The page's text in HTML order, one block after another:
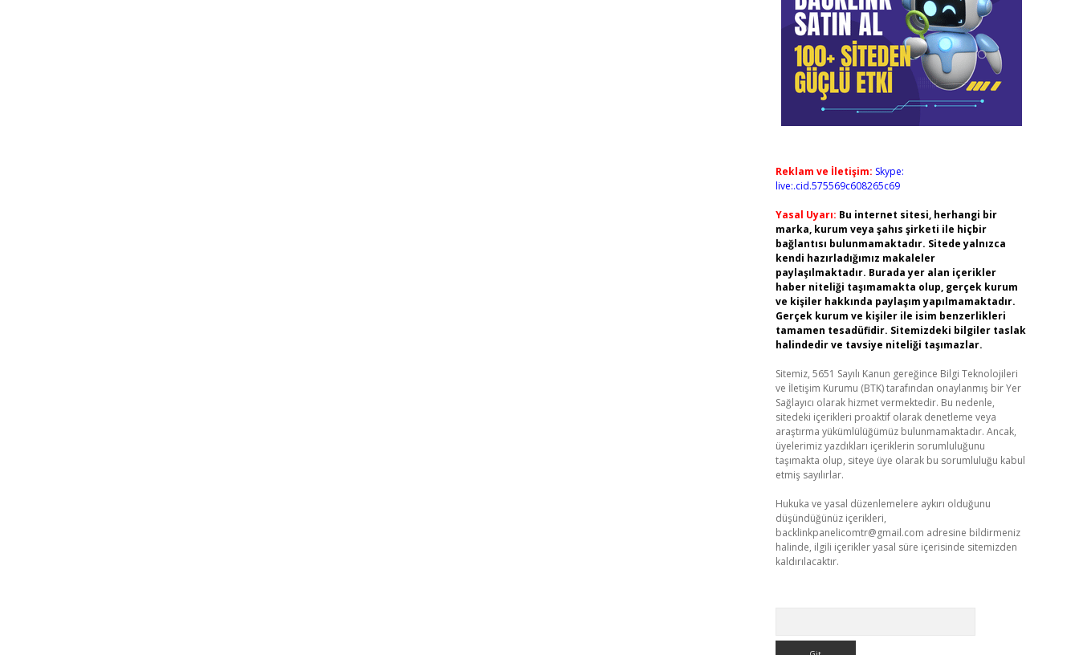
Reklam ve İletişim: Skype:
live:.cid.575569c608265c69
Yasal Uyarı: Bu internet sitesi, herhangi bir
marka, kurum veya şahıs şirketi ile hiçbir
bağlantısı bulunmamaktadır. Sitede yalnızca
kendi hazırladığımız makaleler
paylaşılmaktadır. Burada yer alan içerikler
haber niteliği taşımamakta olup, gerçek kurum
ve kişiler hakkında paylaşım yapılmamaktadır.
Gerçek kurum ve kişiler ile isim benzerlikleri
tamamen tesadüfidir. Sitemizdeki bilgiler taslak
halindedir ve tavsiye niteliği taşımazlar.
Sitemiz, 5651 Sayılı Kanun gereğince Bilgi Teknolojileri
ve İletişim Kurumu (BTK) tarafından onaylanmış bir Yer
Sağlayıcı olarak hizmet vermektedir. Bu nedenle,
sitedeki içerikleri proaktif olarak denetleme veya
araştırma yükümlülüğümüz bulunmamaktadır. Ancak,
üyelerimiz yazdıkları içeriklerin sorumluluğunu
taşımakta olup, siteye üye olarak bu sorumluluğu kabul
etmiş sayılırlar.
Hukuka ve yasal düzenlemelere aykırı olduğunu
düşündüğünüz içerikleri,
backlinkpanelicomtr@gmail.com adresine bildirmeniz
halinde, ilgili içerikler yasal süre içerisinde sitemizden
kaldırılacaktır.